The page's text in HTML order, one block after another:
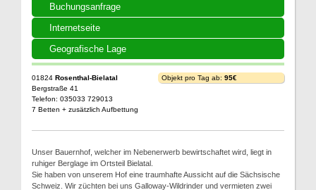
Buchungsanfrage
Internetseite
Geografische Lage
01824 Rosenthal-Bielatal
Bergstraße 41
Telefon: 035033 729013
7 Betten + zusätzlich Aufbettung
Objekt pro Tag ab: 95€
Unser Bauernhof, welcher im Nebenerwerb bewirtschaftet wird, liegt in
ruhiger Berglage im Ortsteil Bielatal.
Sie haben von unserem Hof eine traumhafte Aussicht auf die Sächsische
Schweiz. Wir züchten bei uns Galloway-Wildrinder und vermieten zwei